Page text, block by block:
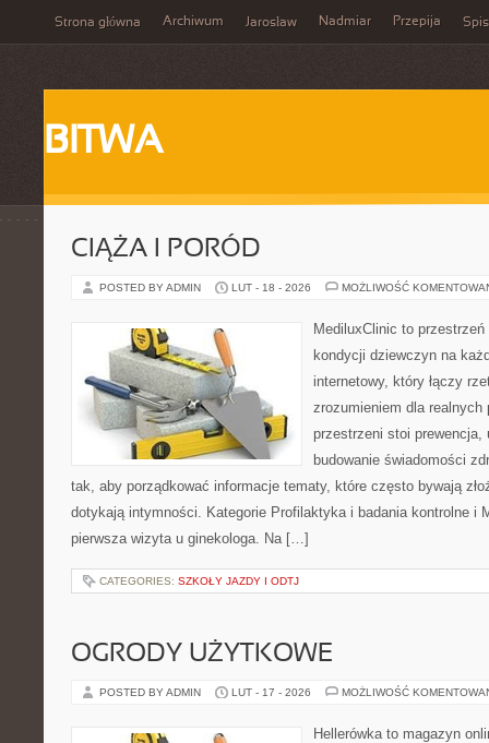
Strona główna Archiwum Jarosław Nadmiar Przepija
BITWA
CIĄŻA I PORÓD
POSTED BY ADMIN LUT - 18 - 2026 MOŻLIWOŚĆ
MediluxClinic to
kondycji dziewczyn na
internetowy, który łączy
zrozumieniem dla
przestrzeni stoi prewencja,
budowanie świadomości
tak, aby porządkować informacje tematy, które często bywają
dotykają intymności. Kategorie Profilaktyka i badania kontrolne i
pierwsza wizyta u ginekologa. Na […]
CATEGORIES: SZKOŁY JAZDY I ODTJ
OGRODY UŻYTKOWE
POSTED BY ADMIN LUT - 17 - 2026 MOŻLIWOŚĆ
Hellerówka to magazyn